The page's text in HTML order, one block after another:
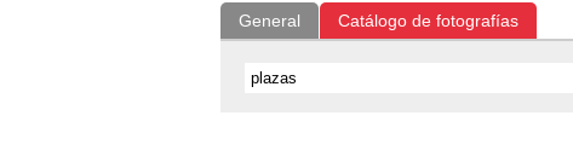
General Catálogo de fotografías